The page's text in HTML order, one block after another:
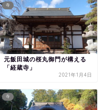
寺
元飯田城の桜丸御門が構える
「経蔵寺」
2021年1月4日
寺